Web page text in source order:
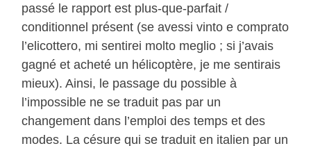
passé le rapport est plus-que-parfait /
conditionnel présent (se avessi vinto e comprato
l’elicottero, mi sentirei molto meglio ; si j’avais
gagné et acheté un hélicoptère, je me sentirais
mieux). Ainsi, le passage du possible à
l’impossible ne se traduit pas par un
changement dans l’emploi des temps et des
modes. La césure qui se traduit en italien par un